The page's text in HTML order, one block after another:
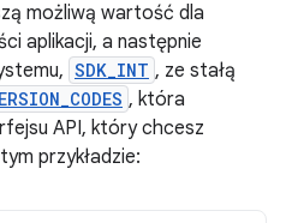
możliwą wartość dla
aplikacji, a następnie
SDK_INT , ze stałą
, która
API, który chcesz
przykładzie: